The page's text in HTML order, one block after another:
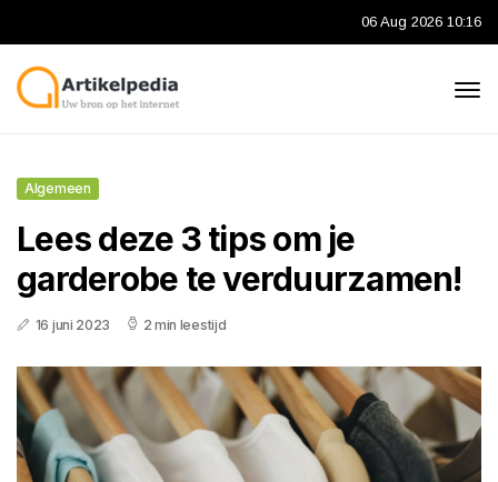
06 Aug 2026 10:16
Algemeen
Lees deze 3 tips om je
garderobe te verduurzamen!
16 juni 2023 2 min leestijd